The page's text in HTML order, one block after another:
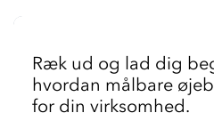
Ræk ud og lad dig
hvordan målbare
for din virksomhed.